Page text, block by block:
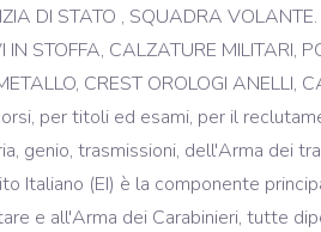
DI STATO , SQUADRA
STOFFA, CALZATURE MILITARI,
CREST OROLOGI
per titoli ed esami, per il
genio, trasmissioni, dell'Arma dei
Italiano (EI) è la componente
e all'Arma dei Carabinieri, tutte